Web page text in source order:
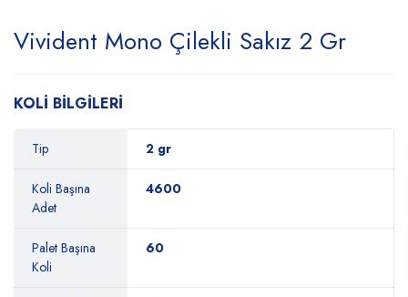
Vivident Mono Çilekli Sakız 2 Gr
KOLİ BİLGİLERİ
Tip 2 gr
Koli Başına
Adet
4600
Palet Başına
Koli
60